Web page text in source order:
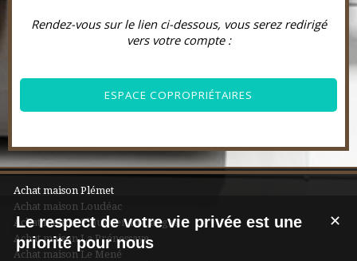
Rendez-vous sur le lien ci-dessous, vous serez redirigé
vers votre compte :
ESPACE COPROPRIÉTAIRES
Achat maison Plémet
Achat maison Loudéac
Achat maison Plouguenast-Langast
Achat maison La Prénessaye
Achat maison Le Mené
✕
Le respect de votre vie privée est une
priorité pour nous